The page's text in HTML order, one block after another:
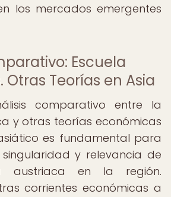
los mercados emergentes
Escuela
Otras Teorías en Asia
comparativo entre la
y otras teorías económicas
es fundamental para
y relevancia de
austriaca en la región.
corrientes económicas a